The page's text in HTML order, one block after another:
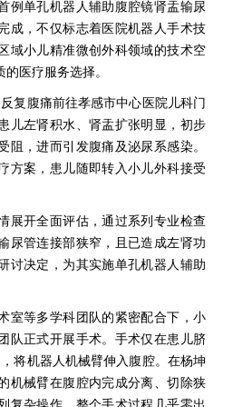
例单孔机器人辅助腹腔镜肾盂输尿
成，不仅标志着医院机器人手术技
域小儿精准微创外科领域的技术空
医疗服务选择。
复腹痛前往孝感市中心医院儿科门
儿左肾积水、肾盂扩张明显，初步
阻，进而引发腹痛及泌尿系感染。
方案，患儿随即转入小儿外科接受
展开全面评估，通过系列专业检查
尿管连接部狭窄，且已造成左肾功
讨决定，为其实施单孔机器人辅助
室等多学科团队的紧密配合下，小
队正式开展手术。手术仅在患儿脐
将机器人机械臂伸入腹腔。在杨坤
机械臂在腹腔内完成分离、切除狭